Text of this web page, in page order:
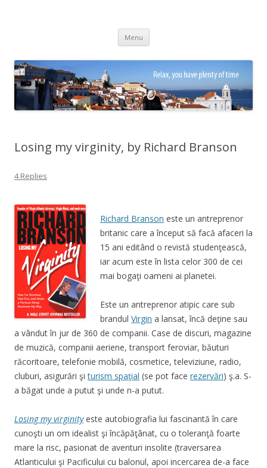
Menu Skip
content
Losing my virginity, by Richard Branson
4 Replies
Richard Branson este un antreprenor
britanic care a început să facă afaceri la
15 ani editând o revistă studenţească,
iar acum este în lista celor 300 de cei
mai bogaţi oameni ai planetei.
Este un antreprenor atipic care sub
brandul Virgin a lansat, încă deţine sau
a vândut în jur de 360 de companii. Case de discuri, magazine
de muzică, companii aeriene, transport feroviar, băuturi
răcoritoare, telefonie mobilă, cosmetice, televiziune, radio,
cluburi, asigurări şiturism spaţial (se pot face rezervări) ş.a. S-
a băgat unde a putut şi unde n-a putut.
Losing my virginityeste autobiografia lui fascinantă în care
cunoşti un om idealist şi încăpăţânat, cu o toleranţă foarte
mare la risc, pasionat de aventuri insolite (traversarea
Atlanticului şi Pacificului cu balonul, apoi incercarea de-a face